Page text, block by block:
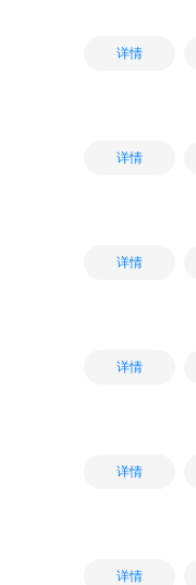
详情
详情
详情
详情
详情
详情